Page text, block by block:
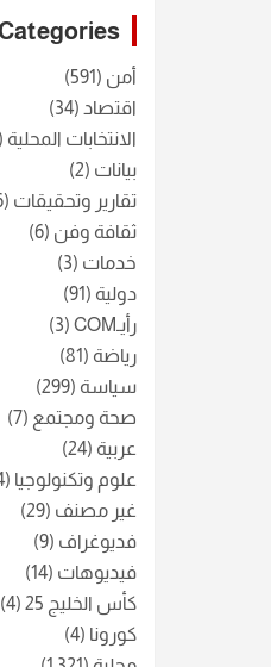
أمن (591)
اقتصاد (34)
الانتخابات المحلية
بيانات (2)
تقارير وتحقيقات (6)
ثقافة وفن (6)
خدمات (3)
دولية (91)
رأيـCOM
(3)
رياضة (81)
سياسة (299)
صحة ومجتمع (7)
عربية (24)
علوم وتكنولوجيا (24)
غير مصنف (29)
فديوغراف (9)
فيديوهات (14)
كأس الخليج 25
(4)
كورونا (4)